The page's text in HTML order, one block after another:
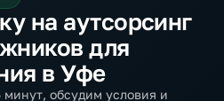
на аутсорсинг
для
в Уфе
обсудим условия и